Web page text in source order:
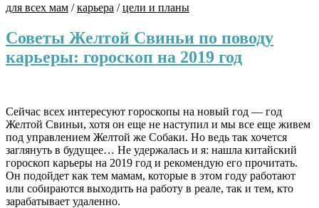
для всех мам /карьера /цели и планы
Советы Желтой Свиньи по поводу
карьеры: гороскоп на 2019 год
Сейчас всех интересуют гороскопы на новый год — год
Желтой Свиньи, хотя он еще не наступил и мы все еще живем
под управлением Желтой же Собаки. Но ведь так хочется
заглянуть в будущее… Не удержалась и я: нашла китайский
гороскоп карьеры на 2019 год и рекомендую его прочитать.
Он подойдет как тем мамам, которые в этом году работают
или собираются выходить на работу в реале, так и тем, кто
зарабатывает удаленно.